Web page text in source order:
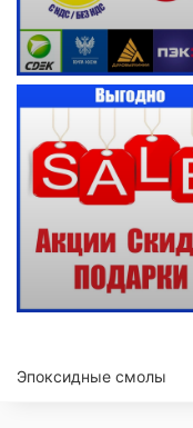
Эпоксидные смолы